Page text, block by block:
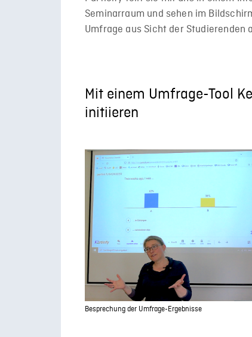
Seminarraum und sehen im
Umfrage aus Sicht der Studierenden
Mit einem Umfrage-Tool
initiieren
Besprechung der Umfrage-Ergebnisse